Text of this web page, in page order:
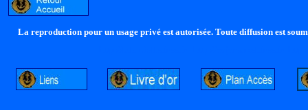
La reproduction pour un usage privé est autorisée. Toute diffusion est